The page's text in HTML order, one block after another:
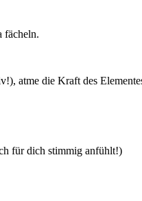
fächeln.
atme die Kraft des
für dich stimmig anfühlt!)